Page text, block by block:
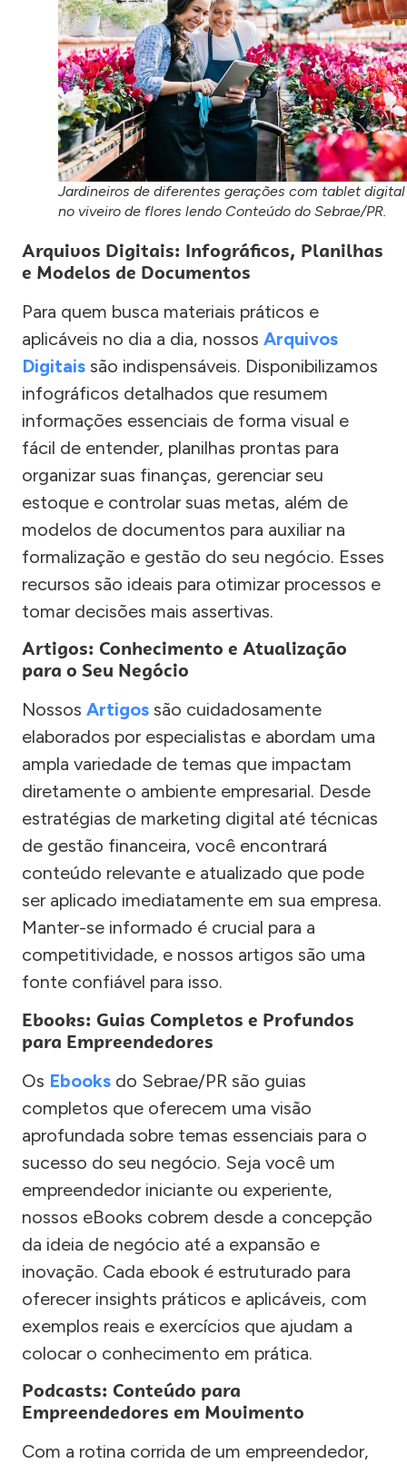
Jardineiros de diferentes gerações com tablet digital
no viveiro de flores lendo Conteúdo do Sebrae/PR.
Arquivos Digitais: Infográficos, Planilhas
e Modelos de Documentos
Para quem busca materiais práticos e
aplicáveis no dia a dia, nossos Arquivos
Digitais são indispensáveis. Disponibilizamos
infográficos detalhados que resumem
informações essenciais de forma visual e
fácil de entender, planilhas prontas para
organizar suas finanças, gerenciar seu
estoque e controlar suas metas, além de
modelos de documentos para auxiliar na
formalização e gestão do seu negócio. Esses
recursos são ideais para otimizar processos e
tomar decisões mais assertivas.
Artigos: Conhecimento e Atualização
para o Seu Negócio
Nossos Artigos são cuidadosamente
elaborados por especialistas e abordam uma
ampla variedade de temas que impactam
diretamente o ambiente empresarial. Desde
estratégias de marketing digital até técnicas
de gestão financeira, você encontrará
conteúdo relevante e atualizado que pode
ser aplicado imediatamente em sua empresa.
Manter-se informado é crucial para a
competitividade, e nossos artigos são uma
fonte confiável para isso.
Ebooks: Guias Completos e Profundos
para Empreendedores
Os Ebooks do Sebrae/PR são guias
completos que oferecem uma visão
aprofundada sobre temas essenciais para o
sucesso do seu negócio. Seja você um
empreendedor iniciante ou experiente,
nossos eBooks cobrem desde a concepção
da ideia de negócio até a expansão e
inovação. Cada ebook é estruturado para
oferecer insights práticos e aplicáveis, com
exemplos reais e exercícios que ajudam a
colocar o conhecimento em prática.
Podcasts: Conteúdo para
Empreendedores em Movimento
Com a rotina corrida de um empreendedor,